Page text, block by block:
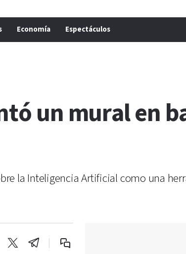
Economía Espectáculos
un mural en
la Inteligencia Artificial como una